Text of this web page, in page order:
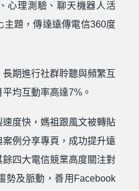
心理測驗、聊天機器人活
主題，傳達遠傳電信360度
期進行社群聆聽與頻繁互
均互動率高達7%。
度快，媽祖跟風文被轉貼
例分享專頁，成功提升遠
四大電信競業高度關注對
勢及脈動，善用Facebook